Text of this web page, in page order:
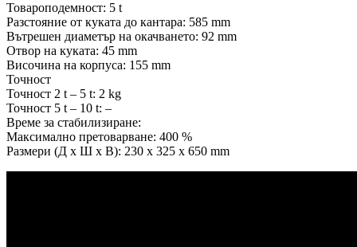
Товароподемност: 5 t
Разстояние от куката до кантара: 585 mm
Вътрешен диаметър на окачването: 92 mm
Отвор на куката: 45 mm
Височина на корпуса: 155 mm
Точност
Точност 2 t – 5 t: 2 kg
Точност 5 t – 10 t: –
Време за стабилизиране:
Максимално претоварване: 400 %
Размери (Д х Ш х В): 230 x 325 x 650 mm